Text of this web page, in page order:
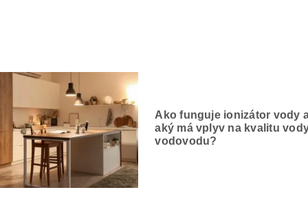
Ako funguje ionizátor vody
aký má vplyv na kvalitu
vodovodu?